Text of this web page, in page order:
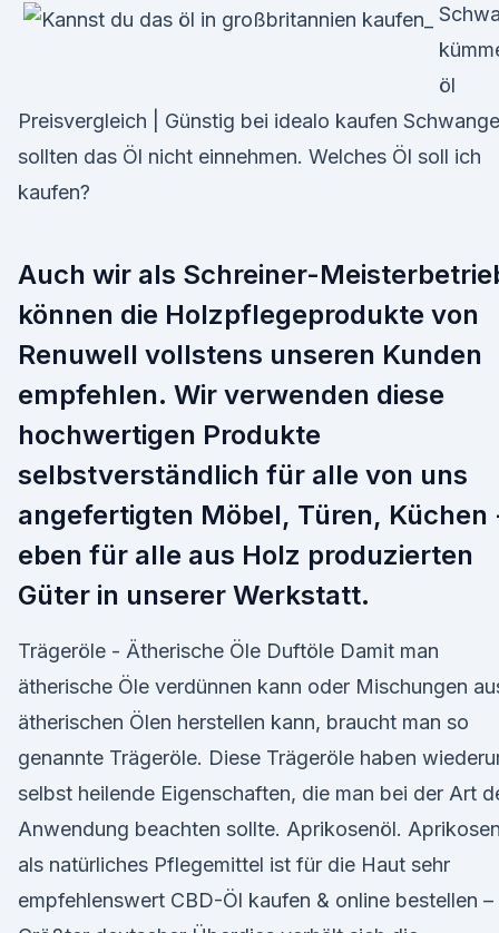
öl
Preisvergleich | Günstig bei idealo kaufen
sollten das Öl nicht einnehmen. Welches Öl soll ich
kaufen?
Auch wir als Schreiner-
können die Holzpflegeprodukte von
Renuwell vollstens unseren Kunden
empfehlen. Wir verwenden diese
hochwertigen Produkte
selbstverständlich für alle von uns
angefertigten Möbel, Türen, Küchen
eben für alle aus Holz produzierten
Güter in unserer Werkstatt.
Trägeröle - Ätherische Öle Duftöle Damit man
ätherische Öle verdünnen kann oder Mischungen
ätherischen Ölen herstellen kann, braucht man so
genannte Trägeröle. Diese Trägeröle haben
selbst heilende Eigenschaften, die man bei der Art
Anwendung beachten sollte. Aprikosenöl.
als natürliches Pflegemittel ist für die Haut sehr
empfehlenswert CBD-Öl kaufen & online bestellen –